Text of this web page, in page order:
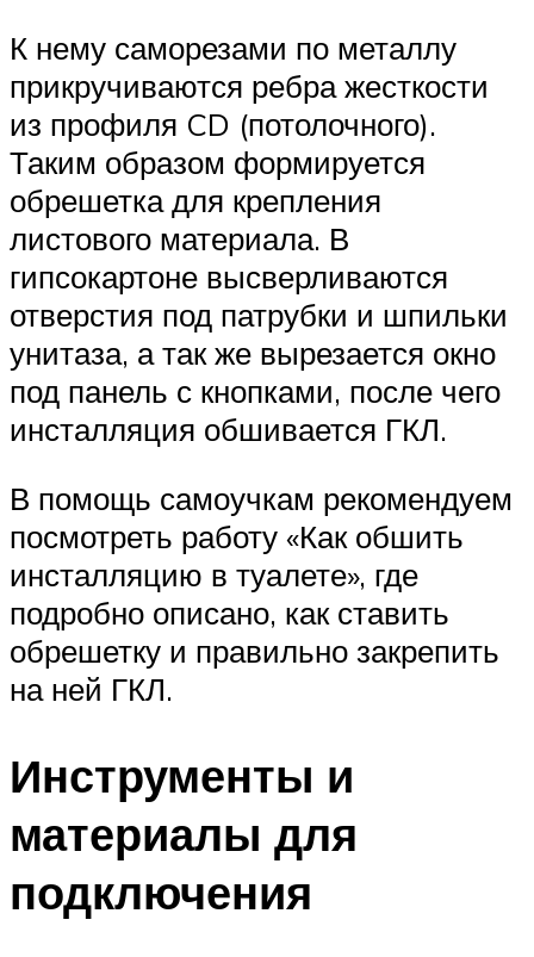
К нему саморезами по металлу
прикручиваются ребра жесткости
из профиля CD (потолочного).
Таким образом формируется
обрешетка для крепления
листового материала. В
гипсокартоне высверливаются
отверстия под патрубки и шпильки
унитаза, а так же вырезается окно
под панель с кнопками, после чего
инсталляция обшивается ГКЛ.
В помощь самоучкам рекомендуем
посмотреть работу «Как обшить
инсталляцию в туалете», где
подробно описано, как ставить
обрешетку и правильно закрепить
на ней ГКЛ.
Инструменты и
материалы для
подключения